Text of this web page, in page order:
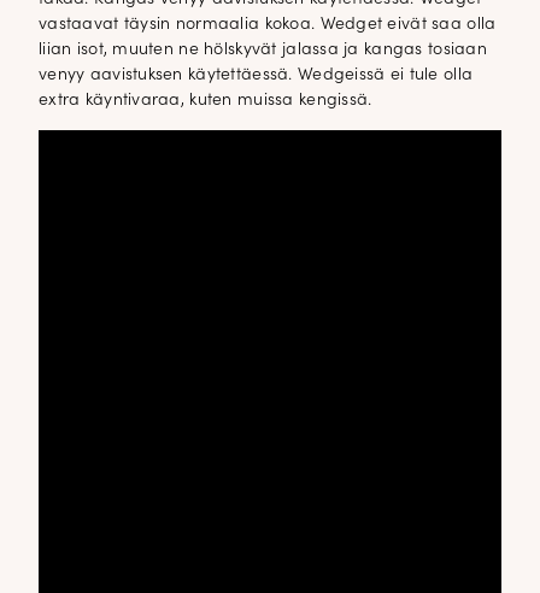
vastaavat täysin normaalia kokoa. Wedget eivät saa olla
liian isot, muuten ne hölskyvät jalassa ja kangas tosiaan
venyy aavistuksen käytettäessä. Wedgeissä ei tule olla
extra käyntivaraa, kuten muissa kengissä.